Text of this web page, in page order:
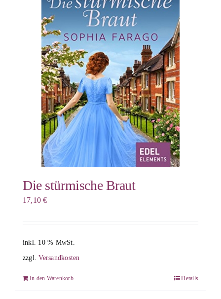
Die stürmische Braut
17,10€
inkl. 10 % MwSt.
zzgl.Versandkosten
In den Warenkorb Details